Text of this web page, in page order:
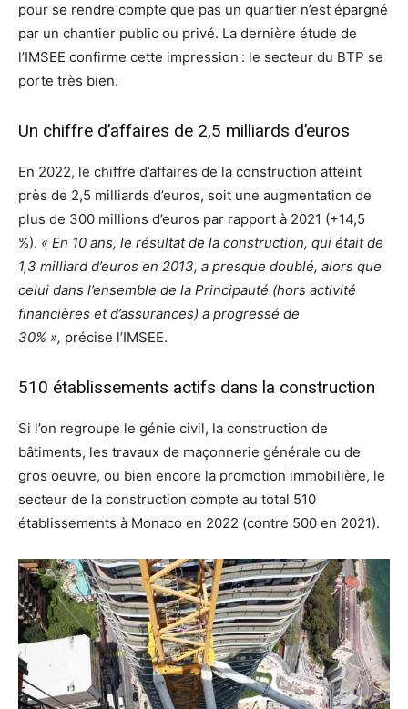
pour se rendre compte que pas un quartier n’est épargné
par un chantier public ou privé. La dernière étude de
l’IMSEE confirme cette impression : le secteur du BTP se
porte très bien.
Un chiffre d’affaires de 2,5 milliards d’euros
En 2022, le chiffre d’affaires de la construction atteint
près de 2,5 milliards d’euros, soit une augmentation de
plus de 300 millions d’euros par rapport à 2021 (+14,5
%). « En 10 ans, le résultat de la construction, qui était de
1,3 milliard d’euros en 2013, a presque doublé, alors que
celui dans l’ensemble de la Principauté (hors activité
financières et d’assurances) a progressé de
30% », précise l’IMSEE.
510 établissements actifs dans la construction
Si l’on regroupe le génie civil, la construction de
bâtiments, les travaux de maçonnerie générale ou de
gros oeuvre, ou bien encore la promotion immobilière, le
secteur de la construction compte au total 510
établissements à Monaco en 2022 (contre 500 en 2021).